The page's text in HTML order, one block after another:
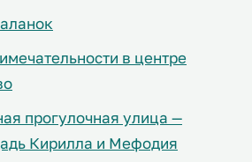
в центре
прогулочная улица —
Кирилла и Мефодия